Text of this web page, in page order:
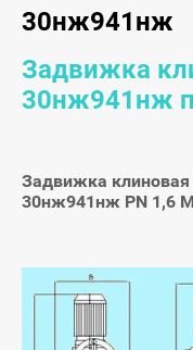
30нж941нж
Задвижка
30нж941нж
Задвижка
30нж941нж PN 1,6